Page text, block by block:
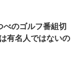
のゴルフ番組切
有名人ではないの